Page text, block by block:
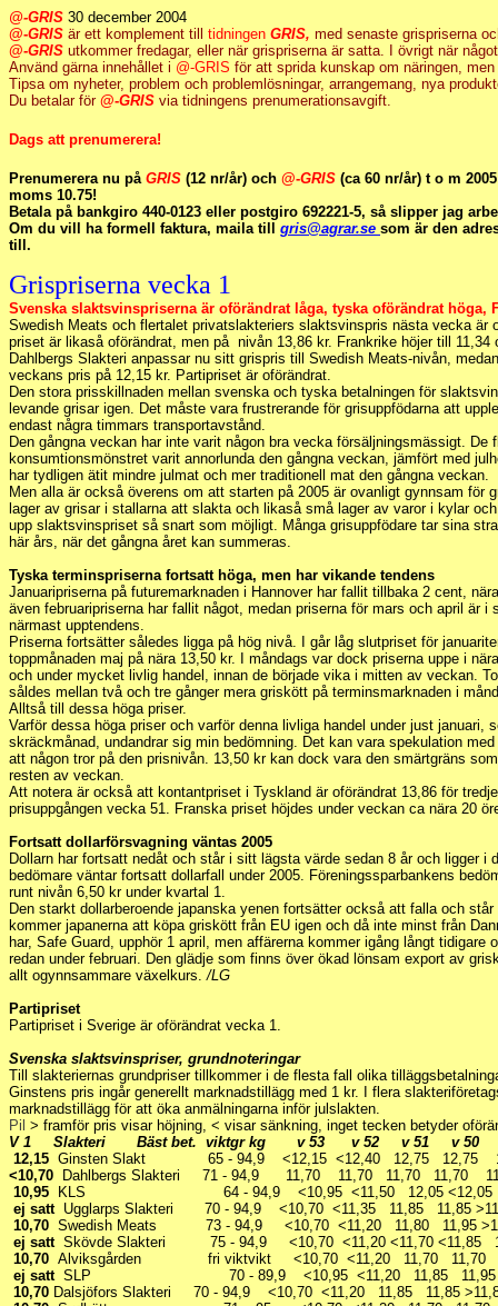
@-GRIS 30 december 2004
@-GRIS är ett komplement till tidningen GRIS, med senaste grispriserna
@-GRIS utkommer fredagar, eller när grispriserna är satta. I övrigt när
Använd gärna innehållet i @-GRIS för att sprida kunskap om näringen,
Tipsa om nyheter, problem och problemlösningar, arrangemang, nya
Du betalar för @-GRIS via tidningens prenumerationsavgift.
Dags att prenumerera!
Prenumerera nu på GRIS (12 nr/år) och @-GRIS (ca 60 nr/år) t o m
moms 10.75!
Betala på bankgiro 440-0123 eller postgiro 692221-5, så slipper jag
Om du vill ha formell faktura, maila till
gris@agrar.se som är den
till.
Grispriserna vecka 1
Svenska slaktsvinspriserna är oförändrat låga, tyska oförändrat höga,
Swedish Meats och flertalet privatslakteriers slaktsvinspris nästa vecka är
priset är likaså oförändrat, men på nivån 13,86 kr. Frankrike höjer till 11,34
Dahlbergs Slakteri anpassar nu sitt grispris till Swedish Meats-nivån,
veckans pris på 12,15 kr. Partipriset är oförändrat.
Den stora prisskillnaden mellan svenska och tyska betalningen för
levande grisar igen. Det måste vara frustrerande för grisuppfödarna att
endast några timmars transportavstånd.
Den gångna veckan har inte varit någon bra vecka försäljningsmässigt. De
konsumtionsmönstret varit annorlunda den gångna veckan, jämfört med
har tydligen ätit mindre julmat och mer traditionell mat den gångna veckan.
Men alla är också överens om att starten på 2005 är ovanligt gynnsam för
lager av grisar i stallarna att slakta och likaså små lager av varor i kylar
upp slaktsvinspriset så snart som möjligt. Många grisuppfödare tar sina
här års, när det gångna året kan summeras.
Tyska terminspriserna fortsatt höga, men har vikande tendens
Januaripriserna på futuremarknaden i Hannover har fallit tillbaka 2 cent,
även februaripriserna har fallit något, medan priserna för mars och april är i
närmast upptendens.
Priserna fortsätter således ligga på hög nivå. I går låg slutpriset för
toppmånaden maj på nära 13,50 kr. I måndags var dock priserna uppe i
och under mycket livlig handel, innan de började vika i mitten av veckan.
såldes mellan två och tre gånger mera griskött på terminsmarknaden i
Alltså till dessa höga priser.
Varför dessa höga priser och varför denna livliga handel under just januari,
skräckmånad, undandrar sig min bedömning. Det kan vara spekulation
att någon tror på den prisnivån. 13,50 kr kan dock vara den smärtgräns
resten av veckan.
Att notera är också att kontantpriset i Tyskland är oförändrat 13,86 för
prisuppgången vecka 51. Franska priset höjdes under veckan ca nära 20
Fortsatt dollarförsvagning väntas 2005
Dollarn har fortsatt nedåt och står i sitt lägsta värde sedan 8 år och ligger i
bedömare väntar fortsatt dollarfall under 2005. Föreningssparbankens
runt nivån 6,50 kr under kvartal 1.
Den starkt dollarberoende japanska yenen fortsätter också att falla och
kommer japanerna att köpa griskött från EU igen och då inte minst från
har, Safe Guard, upphör 1 april, men affärerna kommer igång långt tidigare
redan under februari. Den glädje som finns över ökad lönsam export av
allt ogynnsammare växelkurs./LG
Partipriset
Partipriset i Sverige är oförändrat vecka 1.
Svenska slaktsvinspriser, grundnoteringar
Till slakteriernas grundpriser tillkommer i de flesta fall olika
Ginstens pris ingår generellt marknadstillägg med 1 kr. I flera
marknadstillägg för att öka anmälningarna inför julslakten.
Pil > framför pris visar höjning, < visar sänkning, inget tecken betyder
V 1 Slakteri Bäst bet. viktgr kg v 53 v 52 v 51 v
12,15 Ginsten Slakt 65 - 94,9 <12,15 <12,40 12,75 12,75
<10,70
Dahlbergs Slakteri 71 - 94,9 11,70 11,70 11,70 11,70
10,95 KLS 64 - 94,9 <10,95 <11,50 12,05 <12,05
ej satt Ugglarps Slakteri 70 - 94,9 <10,70 <11,35 11,85 11,85
10,70 Swedish Meats 73 - 94,9 <10,70 <11,20 11,80 11,95
ej sattSkövde Slakteri 75 - 94,9 <10,70 <11,20 <11,70 <11,85
10,70 Alviksgården fri viktvikt <10,70 <11,20 11,70 11,70
ej sattSLP 70 - 89,9 <10,95 <11,20 11,85 11,95
10,70 Dalsjöfors Slakteri 70 - 94,9 <10,70 <11,20 11,85 11,85